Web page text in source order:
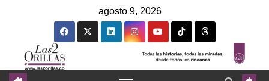
agosto 9, 2026